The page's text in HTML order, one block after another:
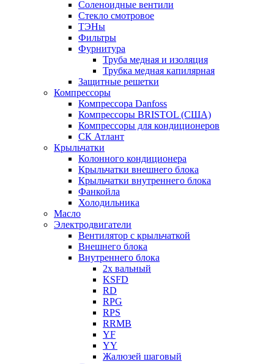
Соленоидные вентили
Стекло смотровое
ТЭНы
Фильтры
Фурнитура
Труба медная и изоляция
Трубка медная капилярная
Защитные решетки
Компрессоры
Компрессора Danfoss
Компрессоры BRISTOL (США)
Компрессоры для кондиционеров
СК Атлант
Крыльчатки
Колонного кондиционера
Крыльчатки внешнего блока
Крыльчатки внутреннего блока
Фанкойла
Холодильника
Масло
Электродвигатели
Вентилятор с крыльчаткой
Внешнего блока
Внутреннего блока
2х вальный
KSFD
RD
RPG
RPS
RRMB
YF
YY
Жалюзей шаговый